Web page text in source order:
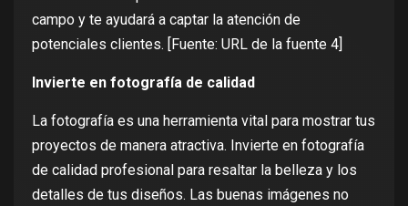
campo y te ayudará a captar la atención de
potenciales clientes. [Fuente: URL de la fuente 4]
Invierte en fotografía de calidad
La fotografía es una herramienta vital para mostrar tus
proyectos de manera atractiva. Invierte en fotografía
de calidad profesional para resaltar la belleza y los
detalles de tus diseños. Las buenas imágenes no